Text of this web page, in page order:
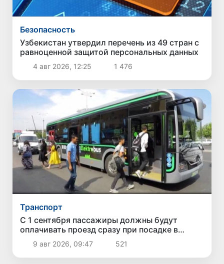
Безопасность
Узбекистан утвердил перечень из 49 стран с
равноценной защитой персональных данных
4 авг 2026, 12:25 1 476
Транспорт
С 1 сентября пассажиры должны будут
оплачивать проезд сразу при посадке в
автобус
9 авг 2026, 09:47 521